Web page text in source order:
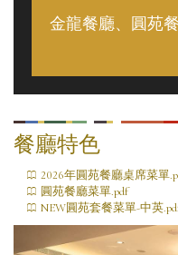
金龍餐廳、圓苑
餐廳特色
2026年圓苑餐廳桌席菜單
圓苑餐廳菜單.pdf
NEW圓苑套餐菜單-中英